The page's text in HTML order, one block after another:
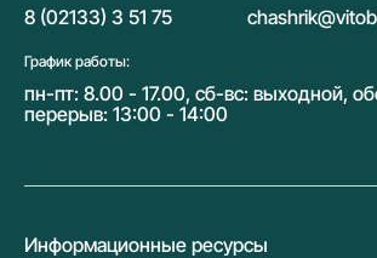
8 (02133) 3 51 75
График работы:
пн-пт: 8.00 - 17.00, сб-вс: выходной,
перерыв: 13:00 - 14:00
Информационные ресурсы